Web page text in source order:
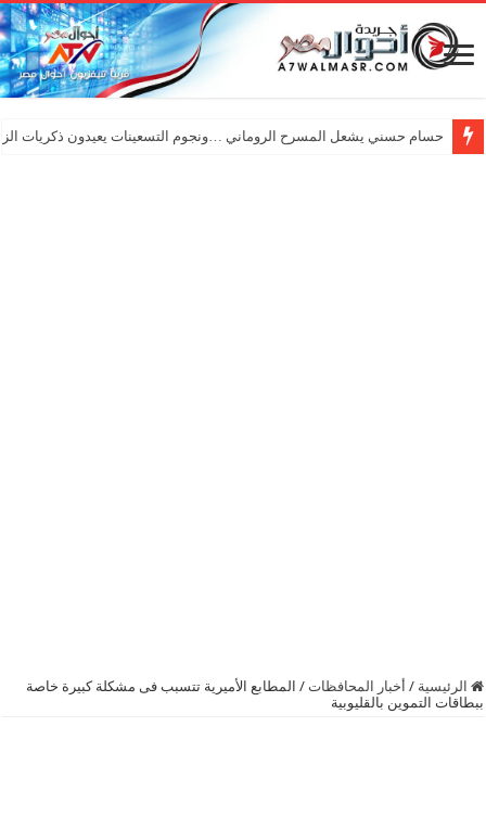
حسام حسني يشعل المسرح الروماني …ونجوم التسعينات يعيدون ذكريات
الرئيسية / أخبار المحافظات / المطابع الأميرية تتسبب فى مشكلة كبيرة خاصة
ببطاقات التموين بالقليوبية